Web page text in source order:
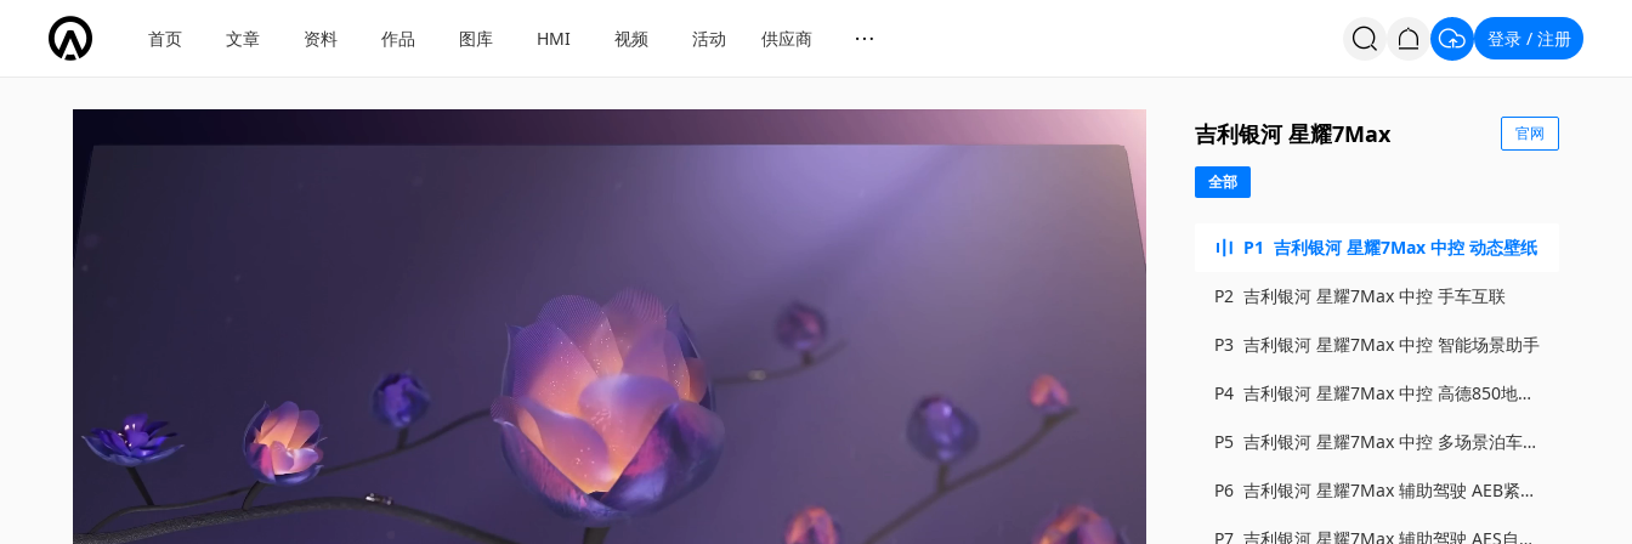
首页 文章 资料 作品 图库 HMI 视频 活动 供应商 登录 / 注册
吉利银河 星耀7Max 官网
全部
P1 吉利银河 星耀7Max 中控 动态壁纸
P2 吉利银河 星耀7Max 中控 手车互联
P3 吉利银河 星耀7Max 中控 智能场景助手
P4 吉利银河 星耀7Max 中控 高德850地图
导航
P5 吉利银河 星耀7Max 中控 多场景泊车辅
助
P6 吉利银河 星耀7Max 辅助驾驶 AEB紧急
制动
P7 吉利银河 星耀7Max 辅助驾驶 AES自动